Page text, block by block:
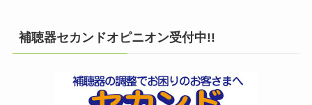
補聴器セカンドオピニオン受付中!!